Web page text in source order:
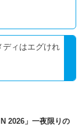
ディはエグけれ
2026」一夜限りの